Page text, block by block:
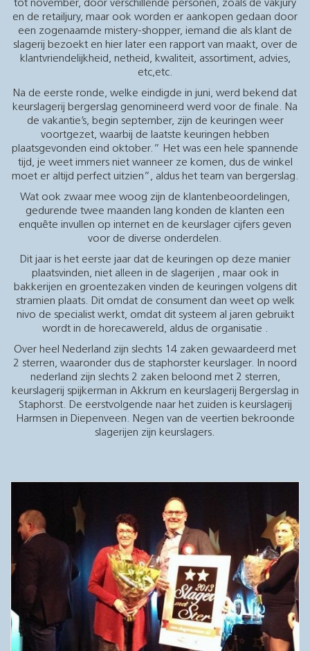
tot november, door verschillende personen, zoals de vakjury
en de retailjury, maar ook worden er aankopen gedaan door
een zogenaamde mistery-shopper, iemand die als klant de
slagerij bezoekt en hier later een rapport van maakt, over de
klantvriendelijkheid, netheid, kwaliteit, assortiment, advies,
etc,etc.
Na de eerste ronde, welke eindigde in juni, werd bekend dat
keurslagerij bergerslag genomineerd werd voor de finale. Na
de vakantie’s, begin september, zijn de keuringen weer
voortgezet, waarbij de laatste keuringen hebben
plaatsgevonden eind oktober.” Het was een hele spannende
tijd, je weet immers niet wanneer ze komen, dus de winkel
moet er altijd perfect uitzien”, aldus het team van bergerslag.
Wat ook zwaar mee woog zijn de klantenbeoordelingen,
gedurende twee maanden lang konden de klanten een
enquête invullen op internet en de keurslager cijfers geven
voor de diverse onderdelen.
Dit jaar is het eerste jaar dat de keuringen op deze manier
plaatsvinden, niet alleen in de slagerijen , maar ook in
bakkerijen en groentezaken vinden de keuringen volgens dit
stramien plaats. Dit omdat de consument dan weet op welk
nivo de specialist werkt, omdat dit systeem al jaren gebruikt
wordt in de horecawereld, aldus de organisatie .
Over heel Nederland zijn slechts 14 zaken gewaardeerd met
2 sterren, waaronder dus de staphorster keurslager. In noord
nederland zijn slechts 2 zaken beloond met 2 sterren,
keurslagerij spijkerman in Akkrum en keurslagerij Bergerslag in
Staphorst. De eerstvolgende naar het zuiden is keurslagerij
Harmsen in Diepenveen. Negen van de veertien bekroonde
slagerijen zijn keurslagers.